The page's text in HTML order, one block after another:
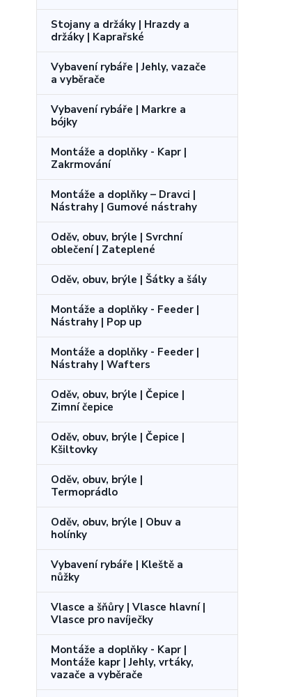
Stojany a držáky | Hrazdy a
držáky | Kaprařské
Vybavení rybáře | Jehly, vazače
a vyběrače
Vybavení rybáře | Markre a
bójky
Montáže a doplňky - Kapr |
Zakrmování
Montáže a doplňky – Dravci |
Nástrahy | Gumové nástrahy
Oděv, obuv, brýle | Svrchní
oblečení | Zateplené
Oděv, obuv, brýle | Šátky a šály
Montáže a doplňky - Feeder |
Nástrahy | Pop up
Montáže a doplňky - Feeder |
Nástrahy | Wafters
Oděv, obuv, brýle | Čepice |
Zimní čepice
Oděv, obuv, brýle | Čepice |
Kšiltovky
Oděv, obuv, brýle |
Termoprádlo
Oděv, obuv, brýle | Obuv a
holínky
Vybavení rybáře | Kleště a
nůžky
Vlasce a šňůry | Vlasce hlavní |
Vlasce pro navíječky
Montáže a doplňky - Kapr |
Montáže kapr | Jehly, vrtáky,
vazače a vyběrače